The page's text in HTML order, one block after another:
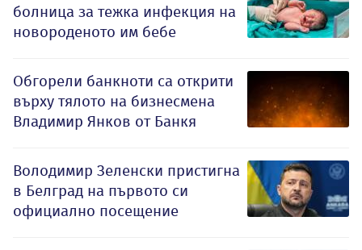
болница за тежка инфекция на
новороденото им бебе
Обгорели банкноти са открити
върху тялото на бизнесмена
Владимир Янков от Банкя
Володимир Зеленски пристигна
в Белград на първото си
официално посещение